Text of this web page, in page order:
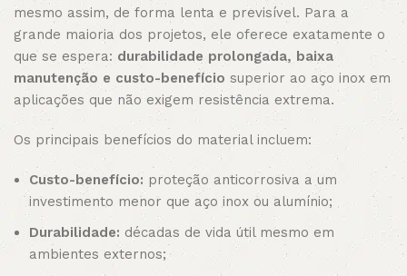
mesmo assim, de forma lenta e previsível. Para a
grande maioria dos projetos, ele oferece exatamente o
que se espera: durabilidade prolongada, baixa
manutenção e custo-benefício superior ao aço inox em
aplicações que não exigem resistência extrema.
Os principais benefícios do material incluem:
Custo-benefício: proteção anticorrosiva a um
investimento menor que aço inox ou alumínio;
Durabilidade: décadas de vida útil mesmo em
ambientes externos;